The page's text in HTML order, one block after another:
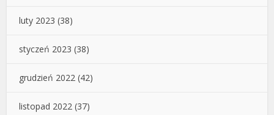
luty 2023 (38)
styczeń 2023 (38)
grudzień 2022 (42)
listopad 2022 (37)